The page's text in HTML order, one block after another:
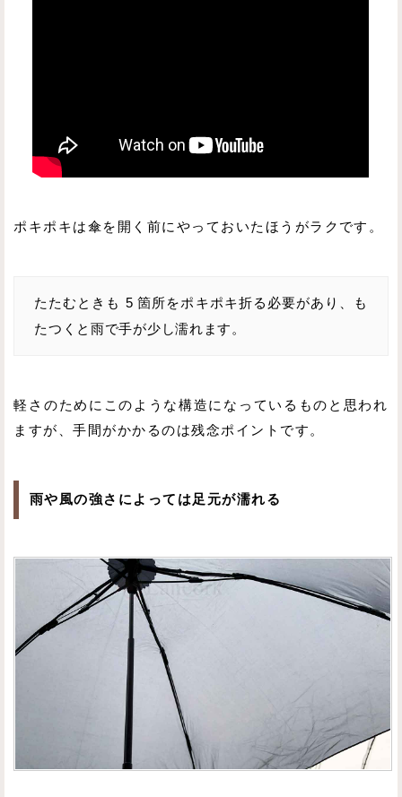
ポキポキは傘を開く前にやっておいたほうがラクです。
たたむときも 5 箇所をポキポキ折る必要があり、も
たつくと雨で手が少し濡れます。
軽さのためにこのような構造になっているものと思われ
ますが、手間がかかるのは残念ポイントです。
雨や風の強さによっては足元が濡れる